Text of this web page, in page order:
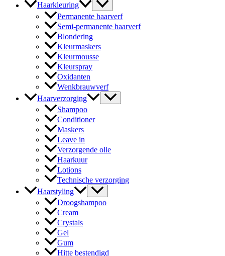
Haarkleuring
Permanente haarverf
Semi-permanente haarverf
Blondering
Kleurmaskers
Kleurmousse
Kleurspray
Oxidanten
Wenkbrauwverf
Haarverzorging
Shampoo
Conditioner
Maskers
Leave in
Verzorgende olie
Haarkuur
Lotions
Technische verzorging
Haarstyling
Droogshampoo
Cream
Crystals
Gel
Gum
Hitte bestendigd